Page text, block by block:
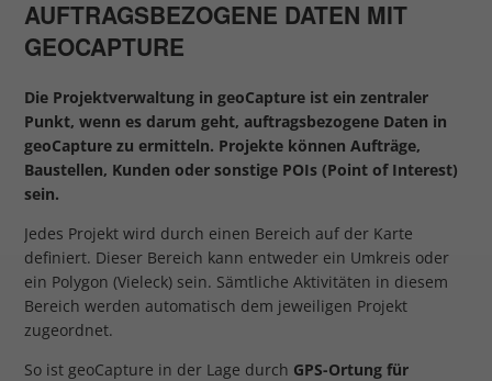
AUFTRAGSBEZOGENE DATEN MIT
GEOCAPTURE
Die Projektverwaltung in geoCapture ist ein zentraler
Punkt, wenn es darum geht, auftragsbezogene Daten in
geoCapture zu ermitteln. Projekte können Aufträge,
Baustellen, Kunden oder sonstige POIs (Point of Interest)
sein.
Jedes Projekt wird durch einen Bereich auf der Karte
definiert. Dieser Bereich kann entweder ein Umkreis oder
ein Polygon (Vieleck) sein. Sämtliche Aktivitäten in diesem
Bereich werden automatisch dem jeweiligen Projekt
zugeordnet.
So ist geoCapture in der Lage durch GPS-Ortung für